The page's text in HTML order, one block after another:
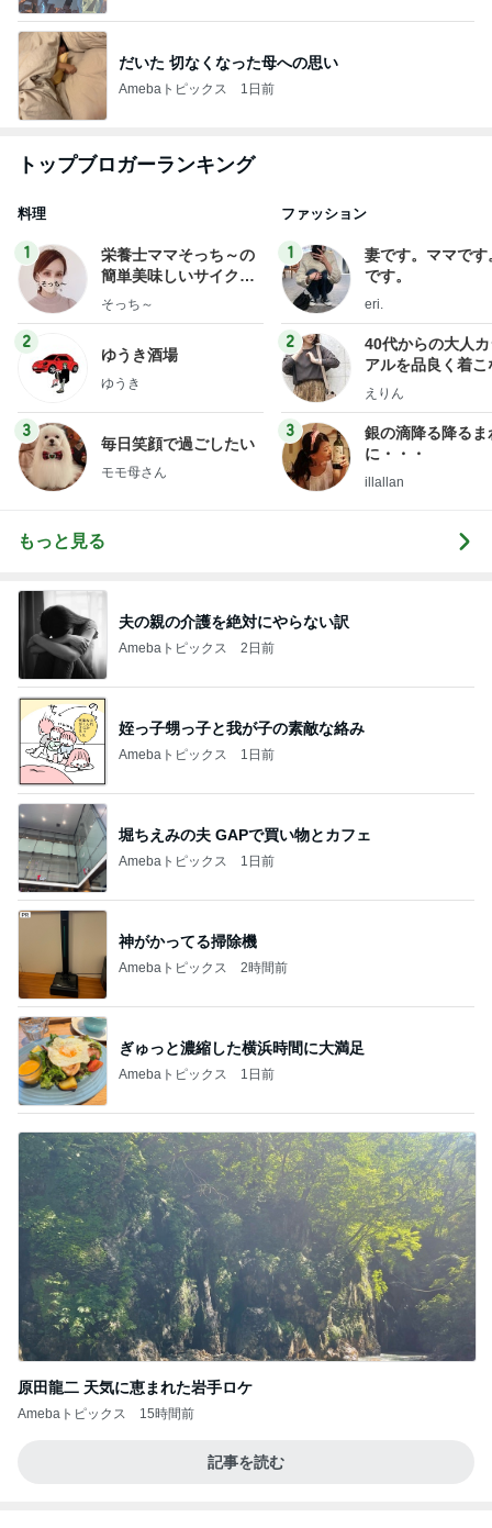
だいた 切なくなった母への思い
Amebaトピックス 1日前
トップブロガーランキング
料理
1
栄養士ママそっち～の
簡単美味しいサイクル
献立
そっち～
2
ゆうき酒場
ゆうき
3
毎日笑顔で過ごしたい
モモ母さん
ファッション
1
妻です。ママです
です。
eri.
2
40代からの大人
アルを品良く着こ
ファッションブロ
えりん
3
銀の滴降る降るま
に・・・
illallan
もっと見る
夫の親の介護を絶対にやらない訳
Amebaトピックス 2日前
姪っ子甥っ子と我が子の素敵な絡み
Amebaトピックス 1日前
堀ちえみの夫 GAPで買い物とカフェ
Amebaトピックス 1日前
神がかってる掃除機
Amebaトピックス 2時間前
ぎゅっと濃縮した横浜時間に大満足
Amebaトピックス 1日前
原田龍二 天気に恵まれた岩手ロケ
Amebaトピックス 15時間前
記事を読む